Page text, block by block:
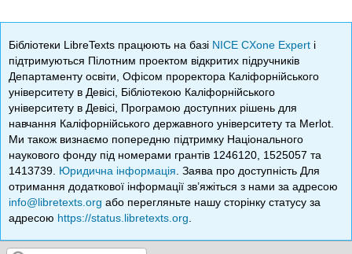
Бібліотеки LibreTexts працюють на базі NICE CXone Expert і
підтримуються Пілотним проектом відкритих підручників
Департаменту освіти, Офісом проректора Каліфорнійського
університету в Девісі, Бібліотекою Каліфорнійського
університету в Девісі, Програмою доступних рішень для
навчання Каліфорнійського державного університету та Merlot.
Ми також визнаємо попередню підтримку Національного
наукового фонду під номерами грантів 1246120, 1525057 та
1413739. Юридична інформація . Заява про доступність Для
отримання додаткової інформації зв’яжіться з нами за адресою
info@libretexts.org або перегляньте нашу сторінку статусу за
адресою https://status.libretexts.org